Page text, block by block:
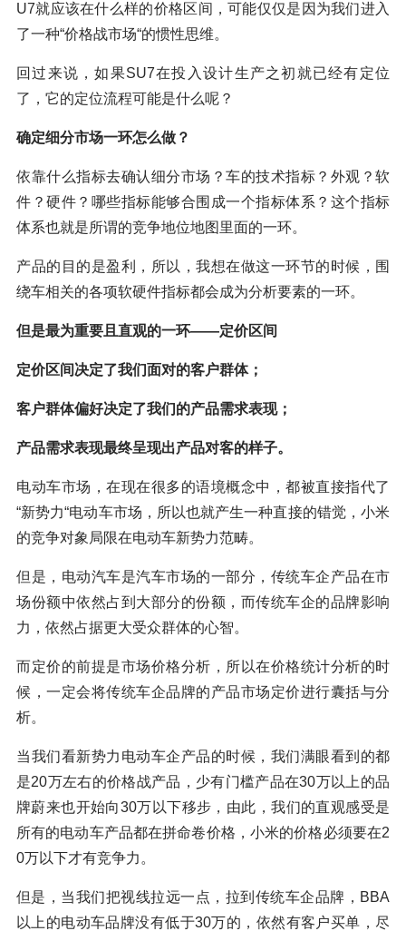
U7就应该在什么样的价格区间，可能仅仅是因为我们进入
了一种“价格战市场“的惯性思维。
回过来说，如果SU7在投入设计生产之初就已经有定位
了，它的定位流程可能是什么呢？
确定细分市场一环怎么做？
依靠什么指标去确认细分市场？车的技术指标？外观？软
件？硬件？哪些指标能够合围成一个指标体系？这个指标
体系也就是所谓的竞争地位地图里面的一环。
产品的目的是盈利，所以，我想在做这一环节的时候，围
绕车相关的各项软硬件指标都会成为分析要素的一环。
但是最为重要且直观的一环——定价区间
定价区间决定了我们面对的客户群体；
客户群体偏好决定了我们的产品需求表现；
产品需求表现最终呈现出产品对客的样子。
电动车市场，在现在很多的语境概念中，都被直接指代了
“新势力“电动车市场，所以也就产生一种直接的错觉，小米
的竞争对象局限在电动车新势力范畴。
但是，电动汽车是汽车市场的一部分，传统车企产品在市
场份额中依然占到大部分的份额，而传统车企的品牌影响
力，依然占据更大受众群体的心智。
而定价的前提是市场价格分析，所以在价格统计分析的时
候，一定会将传统车企品牌的产品市场定价进行囊括与分
析。
当我们看新势力电动车企产品的时候，我们满眼看到的都
是20万左右的价格战产品，少有门槛产品在30万以上的品
牌蔚来也开始向30万以下移步，由此，我们的直观感受是
所有的电动车产品都在拼命卷价格，小米的价格必须要在2
0万以下才有竞争力。
但是，当我们把视线拉远一点，拉到传统车企品牌，BBA
以上的电动车品牌没有低于30万的，依然有客户买单，尽